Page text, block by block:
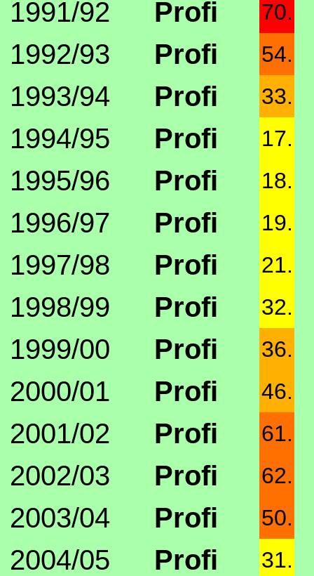
1991/92 Profi 70.
1992/93 Profi 54.
1993/94 Profi 33.
1994/95 Profi 17.
1995/96 Profi 18.
1996/97 Profi 19.
1997/98 Profi 21.
1998/99 Profi 32.
1999/00 Profi 36.
2000/01 Profi 46.
2001/02 Profi 61.
2002/03 Profi 62.
2003/04 Profi 50.
2004/05 Profi 31.